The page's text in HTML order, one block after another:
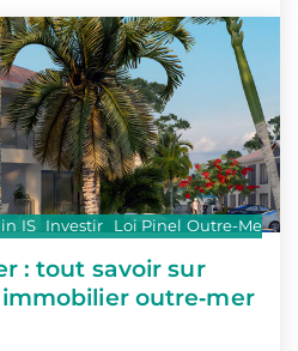
: tout savoir sur
outre‑mer
IS Investir Loi Pinel Outre-Mer